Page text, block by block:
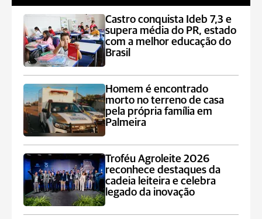
Castro conquista Ideb 7,3 e
supera média do PR, estado
com a melhor educação do
Brasil
Homem é encontrado
morto no terreno de casa
pela própria família em
Palmeira
Troféu Agroleite 2026
reconhece destaques da
cadeia leiteira e celebra
legado da inovação